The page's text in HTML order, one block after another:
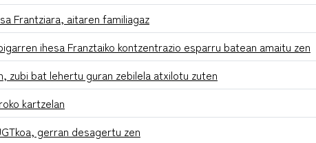
Frantziara, aitaren familiagaz
ihesa Franztaiko kontzentrazio esparru batean amaitu zen
zubi bat lehertu guran zebilela atxilotu zuten
kartzelan
gerran desagertu zen